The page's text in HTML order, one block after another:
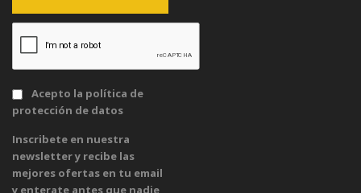
Acepto la política de
protección de datos
Inscribete en nuestra
newsletter y recibe las
mejores ofertas en tu email
y enterate antes que nadie